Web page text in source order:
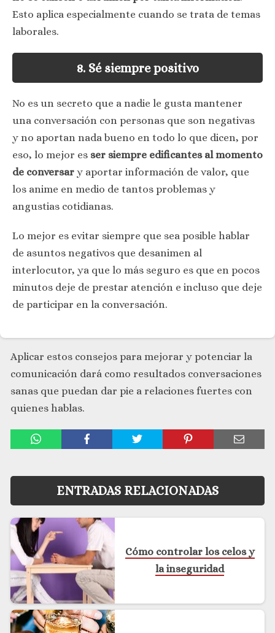
Esto aplica especialmente cuando se trata de temas
laborales.
8. Sé siempre positivo
No es un secreto que a nadie le gusta mantener
una conversación con personas que son negativas
y no aportan nada bueno en todo lo que dicen, por
eso, lo mejor es ser siempre edificantes al momento
de conversar y aportar información de valor, que
los anime en medio de tantos problemas y
angustias cotidianas.
Lo mejor es evitar siempre que sea posible hablar
de asuntos negativos que desanimen al
interlocutor, ya que lo más seguro es que en pocos
minutos deje de prestar atención e incluso que deje
de participar en la conversación.
Aplicar estos consejos para mejorar y potenciar la
comunicación dará como resultados conversaciones
sanas que puedan dar pie a relaciones fuertes con
quienes hablas.
ENTRADAS RELACIONADAS
Cómo controlar los celos y
la inseguridad